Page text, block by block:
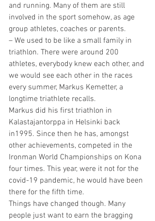
and running. Many of them are still
involved in the sport somehow, as age
group athletes, coaches or parents.
– We used to be like a small family in
triathlon. There were around 200
athletes, everybody knew each other, and
we would see each other in the races
every summer, Markus Kemetter, a
longtime triathlete recalls.
Markus did his first triathlon in
Kalastajantorppa in Helsinki back
in1995. Since then he has, amongst
other achievements, competed in the
Ironman World Championships on Kona
four times. This year, were it not for the
covid-19 pandemic, he would have been
there for the fifth time.
Things have changed though. Many
people just want to earn the bragging